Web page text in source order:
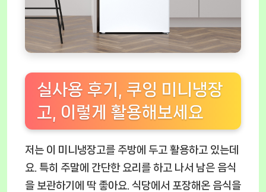
실사용 후기, 쿠잉 미니냉장
고, 이렇게 활용해보세요
저는 이 미니냉장고를 주방에 두고 활용하고 있는데
요. 특히 주말에 간단한 요리를 하고 나서 남은 음식
을 보관하기에 딱 좋아요. 식당에서 포장해온 음식을